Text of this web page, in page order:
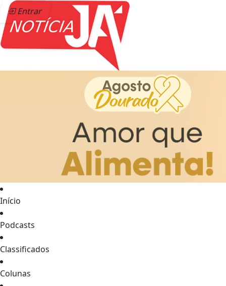
Entrar
Início
Podcasts
Classificados
Colunas